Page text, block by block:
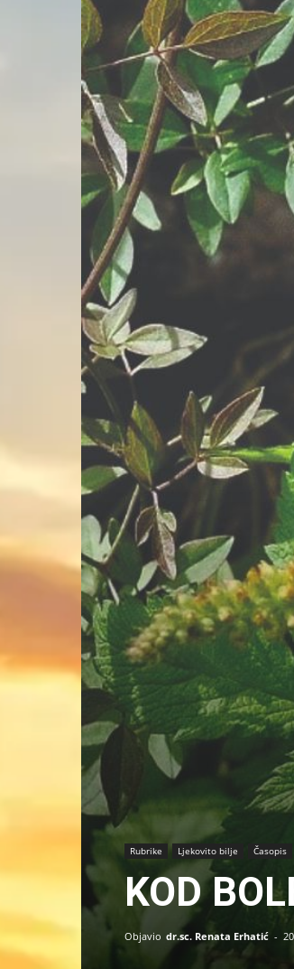
Rubrike Ljekovito bilje Časopis
KOD
Objavio dr.sc. Renata Erhatić -